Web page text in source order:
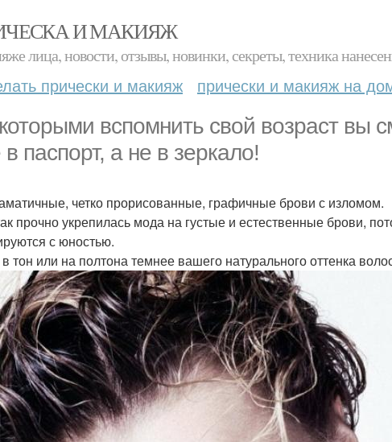
И МАКИЯЖ
лица, новости, отзывы, новинки, секреты, техника
прически и макияж прически и макияж на
вспомнить свой возраст вы
в паспорт, а не в зеркало!
четко прорисованные, графичные брови с изломом.
прочно укрепилась мода на густые и естественные брови,
с юностью.
тон или на полтона темнее вашего натурального оттенка